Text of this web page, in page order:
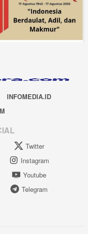
INFOMEDIA.ID
Twitter
Instagram
Youtube
Telegram